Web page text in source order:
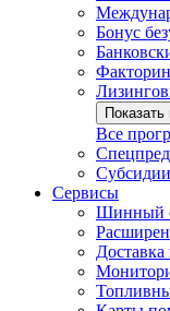
Бонус
Все
Субсидии
Сервисы
Шинный
Доставка